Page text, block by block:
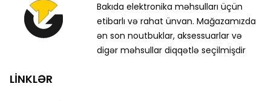
Bakıda elektronika məhsulları üçün
etibarlı və rahat ünvan. Mağazamızda
ən son noutbuklar, aksessuarlar və
digər məhsullar diqqətlə seçilmişdir
LİNKLƏR